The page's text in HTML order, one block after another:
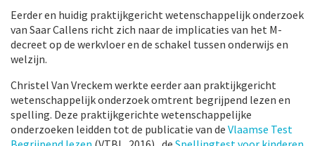
Eerder en huidig praktijkgericht wetenschappelijk onderzoek
van Saar Callens richt zich naar de implicaties van het M-
decreet op de werkvloer en de schakel tussen onderwijs en
welzijn.
Christel Van Vreckem werkte eerder aan praktijkgericht
wetenschappelijk onderzoek omtrent begrijpend lezen en
spelling. Deze praktijkgerichte wetenschappelijke
onderzoeken leidden tot de publicatie van de Vlaamse Test